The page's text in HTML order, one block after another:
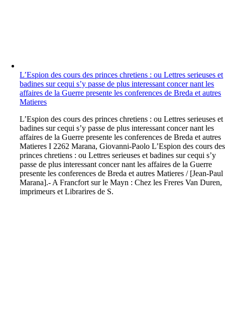
L’Espion des cours des princes chretiens : ou Lettres serieuses et
badines sur cequi s’y passe de plus interessant concer nant les
affaires de la Guerre presente les conferences de Breda et autres
Matieres
L’Espion des cours des princes chretiens : ou Lettres serieuses et
badines sur cequi s’y passe de plus interessant concer nant les
affaires de la Guerre presente les conferences de Breda et autres
Matieres I 2262 Marana, Giovanni-Paolo L’Espion des cours des
princes chretiens : ou Lettres serieuses et badines sur cequi s’y
passe de plus interessant concer nant les affaires de la Guerre
presente les conferences de Breda et autres Matieres / [Jean-Paul
Marana].- A Francfort sur le Mayn : Chez les Freres Van Duren,
imprimeurs et Librarires de S.